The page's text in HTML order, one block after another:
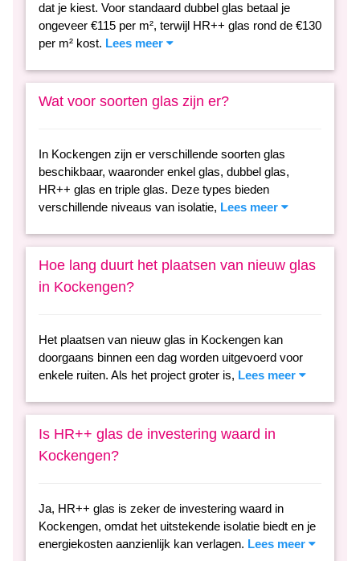
dat je kiest. Voor standaard dubbel glas betaal je
ongeveer €115 per m², terwijl HR++ glas rond de €130
per m² kost. Lees meer
Wat voor soorten glas zijn er?
In Kockengen zijn er verschillende soorten glas
beschikbaar, waaronder enkel glas, dubbel glas,
HR++ glas en triple glas. Deze types bieden
verschillende niveaus van isolatie, Lees meer
Hoe lang duurt het plaatsen van nieuw glas
in Kockengen?
Het plaatsen van nieuw glas in Kockengen kan
doorgaans binnen een dag worden uitgevoerd voor
enkele ruiten. Als het project groter is, Lees meer
Is HR++ glas de investering waard in
Kockengen?
Ja, HR++ glas is zeker de investering waard in
Kockengen, omdat het uitstekende isolatie biedt en je
energiekosten aanzienlijk kan verlagen. Lees meer